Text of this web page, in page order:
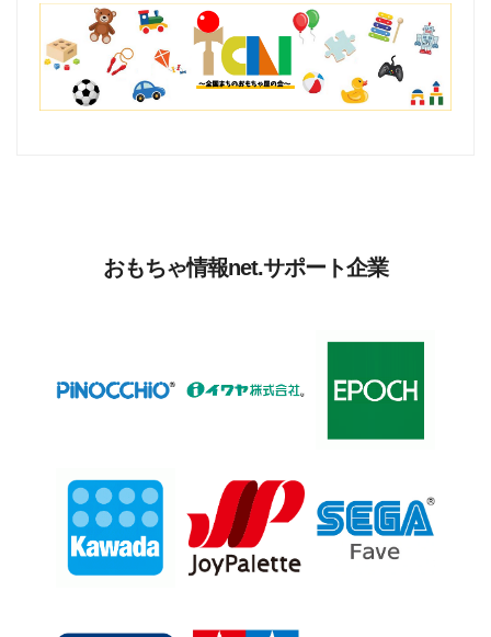
おもちゃ情報net.サポート企業